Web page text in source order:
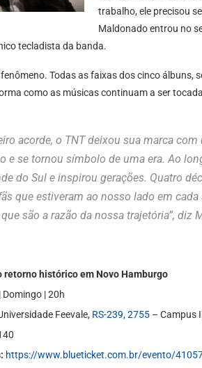
trabalho, ele precisou
Maldonado entrou no
tecladista da banda.
Todas as faixas dos cinco álbuns,
como as músicas continuam a ser
acorde, o TNT deixou sua marca
e se tornou símbolo de uma era. Ao
do Sul e inspirou gerações. Quatro
que estiveram ao nosso lado em
são a razão da nossa trajetória”, diz
retorno histórico em Novo Hamburgo
| 20h
Feevale, RS-239, 2755 – Campus
https://www.blueticket.com.br/evento/